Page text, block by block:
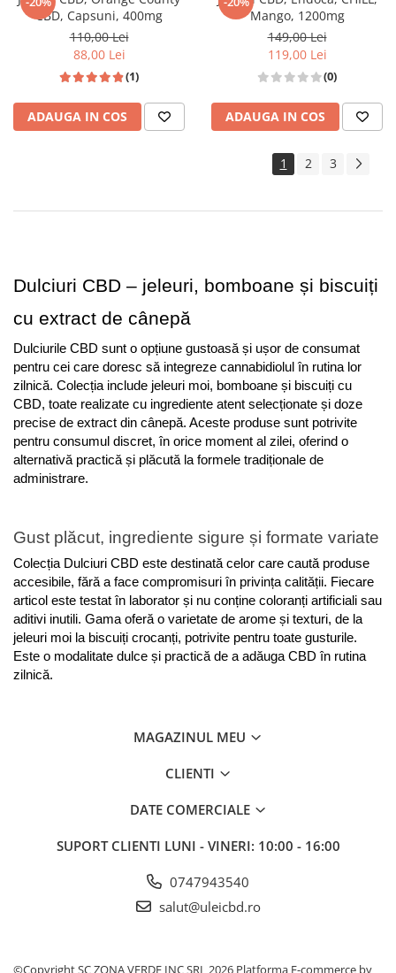
CBD, Capsuni, 400mg
110,00 Lei
88,00 Lei
(1)
ADAUGA IN COS
Mango, 1200mg
149,00 Lei
119,00 Lei
(0)
ADAUGA IN COS
1 2 3
Dulciuri CBD – jeleuri, bomboane și biscuiți
cu extract de cânepă
Dulciurile CBD sunt o opțiune gustoasă și ușor de consumat
pentru cei care doresc să integreze cannabidiolul în rutina lor
zilnică. Colecția include jeleuri moi, bomboane și biscuiți cu
CBD, toate realizate cu ingrediente atent selecționate și doze
precise de extract din cânepă. Aceste produse sunt potrivite
pentru consumul discret, în orice moment al zilei, oferind o
alternativă practică și plăcută la formele tradiționale de
administrare.
Gust plăcut, ingrediente sigure și formate variate
Colecția Dulciuri CBD este destinată celor care caută produse
accesibile, fără a face compromisuri în privința calității. Fiecare
articol este testat în laborator și nu conține coloranți artificiali sau
aditivi inutili. Gama oferă o varietate de arome și texturi, de la
jeleuri moi la biscuiți crocanți, potrivite pentru toate gusturile.
Este o modalitate dulce și practică de a adăuga CBD în rutina
zilnică.
MAGAZINUL MEU
CLIENTI
DATE COMERCIALE
SUPORT CLIENTI LUNI - VINERI: 10:00 - 16:00
0747943540
salut@uleicbd.ro